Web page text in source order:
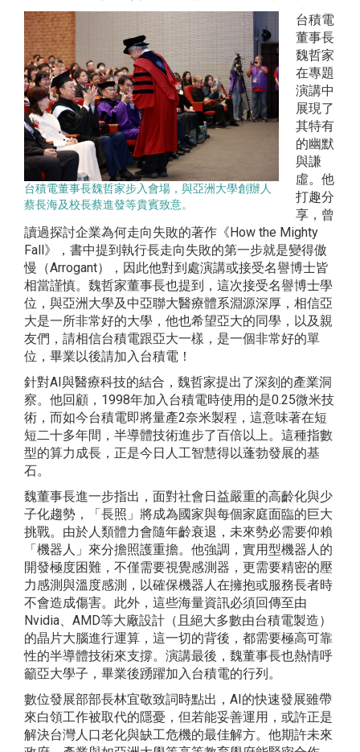
台積電董事長魏哲家步入會場，與亞洲大學創辦人
蔡長海及校長蔡進發等貴賓致意。
台積電
董事長
魏哲家
在專題
演講中
展現了
其特有
的幽默
與謙
虛。他
打趣分
享，曾
讀過探討企業為何走向失敗的著作《How the Mighty
Fall》，書中提到執行長走向失敗的第一步就是變得傲
慢（Arrogant），因此他對到處演講或接受名譽博士皆
相當謹慎。魏哲家董事長也提到，這次接受名譽博士學
位，與亞洲大學及中亞聯大醫療體系淵源深厚，相信亞
大是一所非常好的大學，他也希望亞大的同學，以及親
友們，請相信台積電跟亞大一樣，是一個非常好的單
位，畢業以後請加入台積電！
針對AI與醫療科技的結合，魏哲家提出了深刻的產業洞
察。他回顧，1998年加入台積電時使用的是0.25微米技
術，而如今台積電即將量產2奈米製程，這意味著在短
短二十多年間，半導體技術進步了百倍以上。這種指數
型的算力成長，正是今日人工智慧得以蓬勃發展的基
石。
魏董事長進一步指出，面對社會日益嚴重的高齡化與少
子化趨勢，「長照」將成為國家與每個家庭面臨的巨大
挑戰。由於人類體力會隨年齡衰退，未來勢必需要仰賴
「機器人」來分擔照護重擔。他強調，實用型機器人的
開發極度困難，不僅需要視覺感測器，更需要精密的壓
力感測與溫度感測，以確保機器人在擁抱或服務長者時
不會造成傷害。此外，這些海量資訊必須回傳至由
Nvidia、AMD等大廠設計（且絕大多數由台積電製造）
的晶片大腦進行運算，這一切的背後，都需要極高可靠
性的半導體技術來支撐。演講最後，魏董事長也熱情呼
籲亞大學子，畢業後踴躍加入台積電的行列。
數位發展部部長林宜敬致詞時點出，AI的快速發展雖帶
來白領工作被取代的隱憂，但若能妥善運用，或許正是
解決台灣人口老化與缺工危機的最佳解方。他期許未來